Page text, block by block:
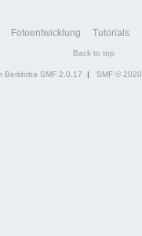
Fotoentwicklung Tutorials
Back to top
Berldoba SMF 2.0.17 | SMF © 2020